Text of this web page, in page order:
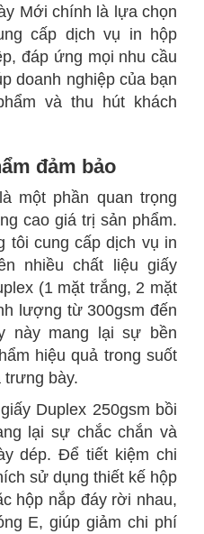
Mới chính là lựa chọn
cấp dịch vụ in hộp
đáp ứng mọi nhu cầu
doanh nghiệp của bạn
và thu hút khách
đảm bảo
một phần quan trọng
cao giá trị sản phẩm.
tôi cung cấp dịch vụ in
nhiều chất liệu giấy
(1 mặt trắng, 2 mặt
lượng từ 300gsm đến
này mang lại sự bền
hiệu quả trong suốt
trưng bày.
Duplex 250gsm bồi
lại sự chắc chắn và
dép. Để tiết kiệm chi
sử dụng thiết kế hộp
hộp nắp đáy rời nhau,
E, giúp giảm chi phí